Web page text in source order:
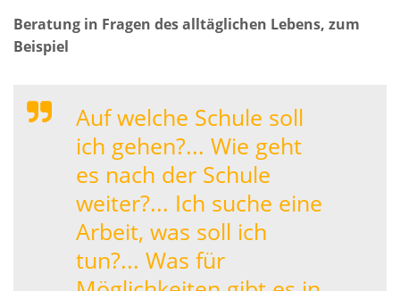
Beratung in Fragen des alltäglichen Lebens, zum
Beispiel
Auf welche Schule soll
ich gehen?... Wie geht
es nach der Schule
weiter?... Ich suche eine
Arbeit, was soll ich
tun?... Was für